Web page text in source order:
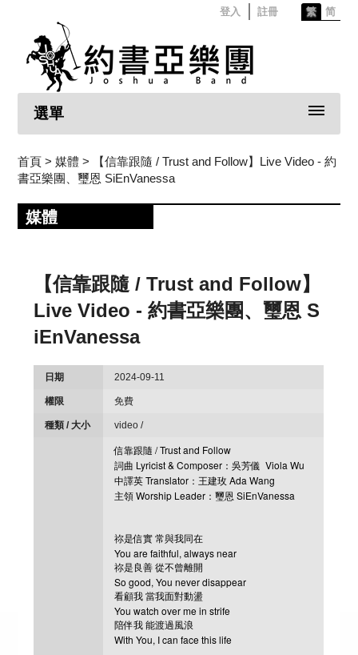
登入 註冊 繁 简
選單
首頁 > 媒體 > 【信靠跟隨 / Trust and Follow】Live Video - 約
書亞樂團、璽恩 SiEnVanessa
媒體
【信靠跟隨 / Trust and Follow】
Live Video - 約書亞樂團、璽恩 S
iEnVanessa
日期 2024-09-11
權限 免費
種類 / 大小 video /
信靠跟隨 / Trust and Follow
詞曲 Lyricist & Composer：吳芳儀 Viola Wu
中譯英 Translator：王建玫 Ada Wang
主領 Worship Leader：璽恩 SiEnVanessa
祢是信實 常與我同在
You are faithful, always near
祢是良善 從不曾離開
So good, You never disappear
看顧我 當我面對動盪
You watch over me in strife
陪伴我 能渡過風浪
With You, I can face this life